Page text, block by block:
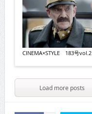
CINEMA×STYLE 183号vol.2
Load more posts